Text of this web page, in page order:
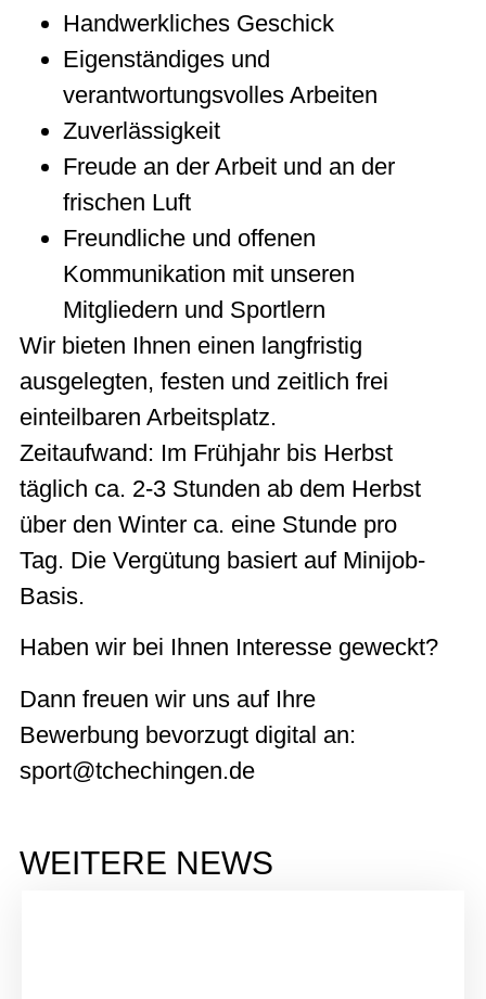
Handwerkliches Geschick
Eigenständiges und
verantwortungsvolles Arbeiten
Zuverlässigkeit
Freude an der Arbeit und an der
frischen Luft
Freundliche und offenen
Kommunikation mit unseren
Mitgliedern und Sportlern
Wir bieten Ihnen einen langfristig
ausgelegten, festen und zeitlich frei
einteilbaren Arbeitsplatz.
Zeitaufwand: Im Frühjahr bis Herbst
täglich ca. 2-3 Stunden ab dem Herbst
über den Winter ca. eine Stunde pro
Tag. Die Vergütung basiert auf Minijob-
Basis.
Haben wir bei Ihnen Interesse geweckt?
Dann freuen wir uns auf Ihre
Bewerbung bevorzugt digital an:
sport@tchechingen.de
WEITERE NEWS